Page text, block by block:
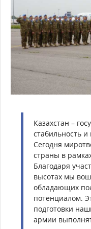
Казахстан –
стабильность
Сегодня
страны в
Благодаря
высотах мы
обладающих
потенциалом.
подготовки
армии